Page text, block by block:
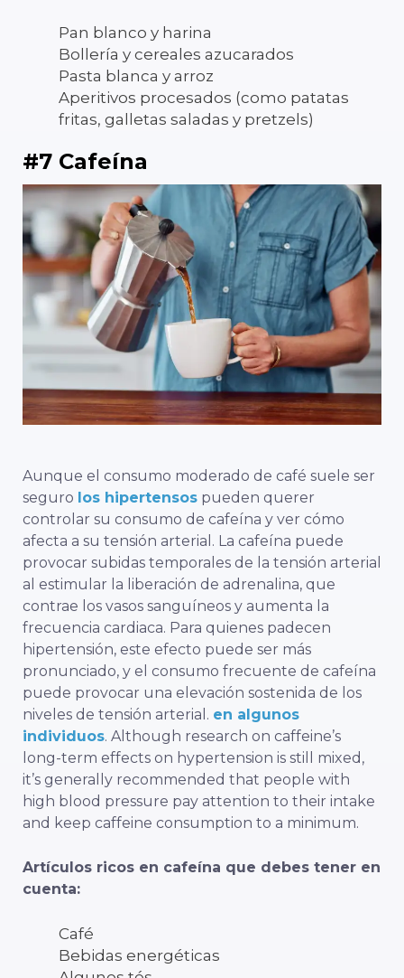
Pan blanco y harina
Bollería y cereales azucarados
Pasta blanca y arroz
Aperitivos procesados (como patatas
fritas, galletas saladas y pretzels)
#7 Cafeína
Aunque el consumo moderado de café suele ser
seguro los hipertensos pueden querer
controlar su consumo de cafeína y ver cómo
afecta a su tensión arterial. La cafeína puede
provocar subidas temporales de la tensión arterial
al estimular la liberación de adrenalina, que
contrae los vasos sanguíneos y aumenta la
frecuencia cardiaca. Para quienes padecen
hipertensión, este efecto puede ser más
pronunciado, y el consumo frecuente de cafeína
puede provocar una elevación sostenida de los
niveles de tensión arterial. en algunos
individuos. Although research on caffeine’s
long-term effects on hypertension is still mixed,
it’s generally recommended that people with
high blood pressure pay attention to their intake
and keep caffeine consumption to a minimum.
Artículos ricos en cafeína que debes tener en
cuenta:
Café
Bebidas energéticas